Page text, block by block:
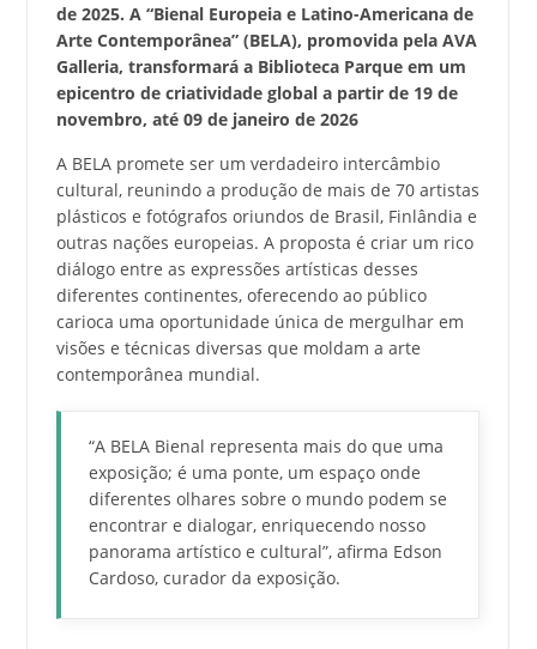
de 2025. A “Bienal Europeia e Latino-Americana de
Arte Contemporânea” (BELA), promovida pela AVA
Galleria, transformará a Biblioteca Parque em um
epicentro de criatividade global a partir de 19 de
novembro, até 09 de janeiro de 2026
A BELA promete ser um verdadeiro intercâmbio
cultural, reunindo a produção de mais de 70 artistas
plásticos e fotógrafos oriundos de Brasil, Finlândia e
outras nações europeias. A proposta é criar um rico
diálogo entre as expressões artísticas desses
diferentes continentes, oferecendo ao público
carioca uma oportunidade única de mergulhar em
visões e técnicas diversas que moldam a arte
contemporânea mundial.
“A BELA Bienal representa mais do que uma
exposição; é uma ponte, um espaço onde
diferentes olhares sobre o mundo podem se
encontrar e dialogar, enriquecendo nosso
panorama artístico e cultural”, afirma Edson
Cardoso, curador da exposição.